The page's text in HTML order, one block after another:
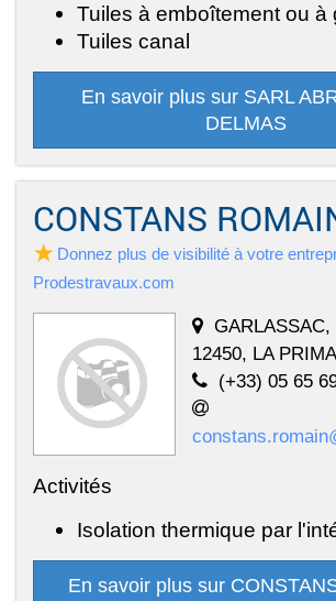
Tuiles à emboîtement ou à
Tuiles canal
En savoir plus sur SARL
DELMAS
CONSTANS
Donnez plus de visibilité à votre
Prodestravaux.com
GARLASSAC,
12450, LA
(+33) 05 65
Activités
Isolation thermique par
En savoir plus sur